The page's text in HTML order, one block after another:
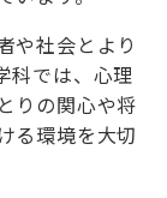
や社会とより
科では、心理
りの関心や将
る環境を大切